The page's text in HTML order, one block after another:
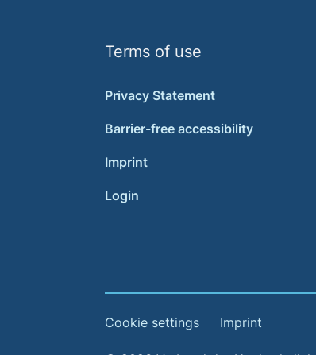
Terms of use
Privacy Statement
Barrier-free accessibility
Imprint
Login
Cookie settings Imprint